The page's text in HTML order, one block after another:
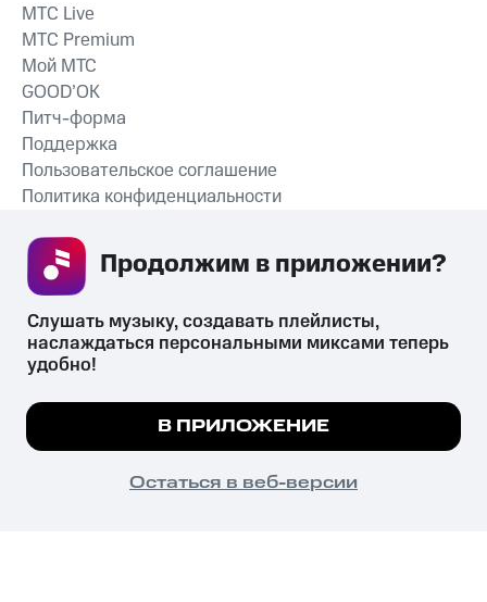
СКАЧАТЬ ПРИЛОЖЕНИЕ
MTС Live
MTС Premium
Мой МТС
GOOD’OK
Питч-форма
Поддержка
Пользовательское соглашение
Политика конфиденциальности
психотропных веществ, их аналогов причиняет вред здоровью,
их незаконный оборот запрещён и влечёт установленную
законодательством ответственность.
© 2026 ООО «КИОН».
Все права защищены
Мы используем куки, чтобы на сайте все
Подробнее
ПОНЯТНО
Слушать музыку, создавать плейлисты,
наслаждаться персональными миксами теперь
удобно!
В ПРИЛОЖЕНИЕ
Остаться в веб-версии